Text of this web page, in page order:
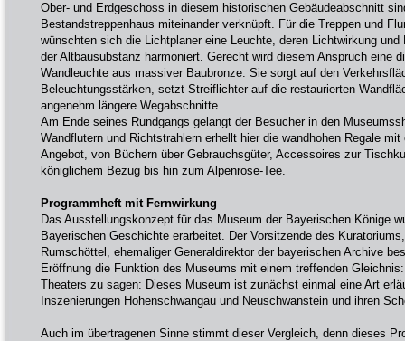
Ober- und Erdgeschoss in diesem historischen Gebäudeabschnitt
Bestandstreppenhaus miteinander verknüpft. Für die Treppen und
wünschten sich die Lichtplaner eine Leuchte, deren Lichtwirkung
der Altbausubstanz harmoniert. Gerecht wird diesem Anspruch eine
Wandleuchte aus massiver Baubronze. Sie sorgt auf den
Beleuchtungsstärken, setzt Streiflichter auf die restaurierten
angenehm längere Wegabschnitte.
Am Ende seines Rundgangs gelangt der Besucher in den
Wandflutern und Richtstrahlern erhellt hier die wandhohen Regale
Angebot, von Büchern über Gebrauchsgüter, Accessoires zur
königlichem Bezug bis hin zum Alpenrose-Tee.
Programmheft mit Fernwirkung
Das Ausstellungskonzept für das Museum der Bayerischen Könige
Bayerischen Geschichte erarbeitet. Der Vorsitzende des
Rumschöttel, ehemaliger Generaldirektor der bayerischen Archive
Eröffnung die Funktion des Museums mit einem treffenden
Theaters zu sagen: Dieses Museum ist zunächst einmal eine Art
Inszenierungen Hohenschwangau und Neuschwanstein und ihren
Auch im übertragenen Sinne stimmt dieser Vergleich, denn dieses